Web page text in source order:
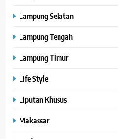
Lampung Selatan
Lampung Tengah
Lampung Timur
Life Style
Liputan Khusus
Makassar